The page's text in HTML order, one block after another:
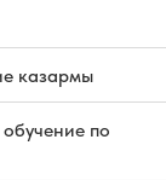
казармы
по